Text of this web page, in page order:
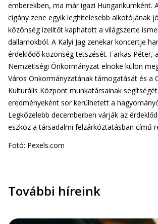
emberekben, ma már igazi Hungarikumként.
cigány zene egyik leghitelesebb alkotójának
közönség ízelítőt kaphatott a világszerte
dallamokból. A Kalyi Jag zenekar koncertje
érdeklődő közönség tetszését. Farkas Péter,
Nemzetiségi Önkormányzat elnöke külön
Város Önkormányzatának támogatását és a
Kulturális Központ munkatársainak
eredményeként sor kerülhetett a
Legközelebb decemberben várják az
eszköz a társadalmi felzárkóztatásban című
Fotó: Pexels.com
További híreink